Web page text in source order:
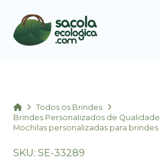
HomeTodos os Brindes
Brindes Personalizados de Qualidade
Mochilas personalizadas para brindes
SKU: SE-33289